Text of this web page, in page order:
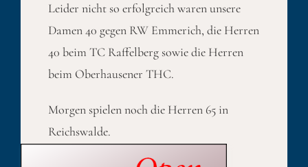
Leider nicht so erfolgreich waren unsere
Damen 40 gegen RW Emmerich, die Herren
40 beim TC Raffelberg sowie die Herren
beim Oberhausener THC.
Morgen spielen noch die Herren 65 in
Reichswalde.